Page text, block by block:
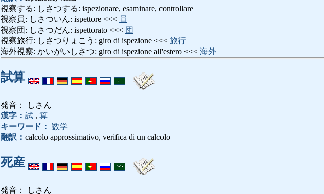
視察する: しさつする: ispezionare, esaminare, controllare
視察員: しさついん: ispettore <<< 員
視察団: しさつだん: ispettorato <<< 団
視察旅行: しさつりょこう: giro di ispezione <<< 旅行
海外視察: かいがいしさつ: giro di ispezione all'estero <<< 海外
試算
発音： しさん
漢字： 試 , 算
キーワード： 数学
翻訳： calcolo approssimativo, verifica di un calcolo
死産
発音： しさん